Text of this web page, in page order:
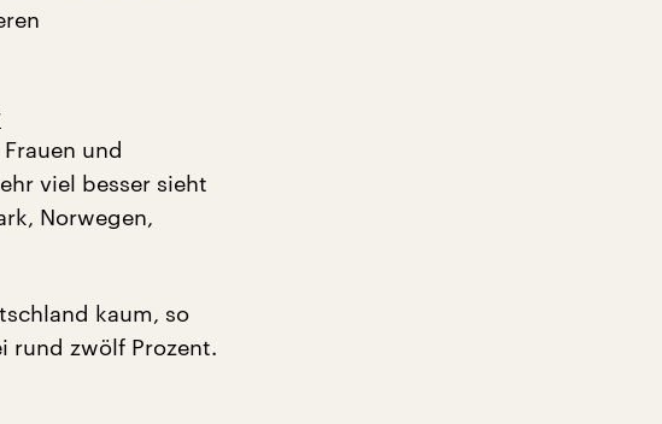
und
viel besser sieht
Norwegen,
kaum, so
rund zwölf Prozent.